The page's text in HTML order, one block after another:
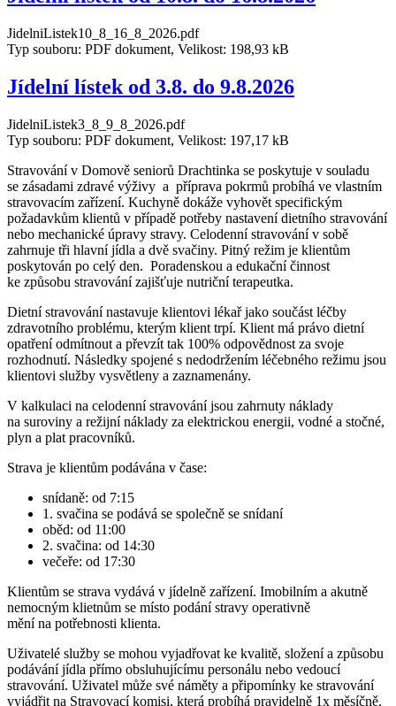
JidelniListek10_8_16_8_2026.pdf
Typ souboru: PDF dokument, Velikost: 198,93 kB
Jídelní lístek od 3.8. do 9.8.2026
JidelniListek3_8_9_8_2026.pdf
Typ souboru: PDF dokument, Velikost: 197,17 kB
Stravování v Domově seniorů Drachtinka se poskytuje v souladu
se zásadami zdravé výživy a příprava pokrmů probíhá ve vlastním
stravovacím zařízení. Kuchyně dokáže vyhovět specifickým
požadavkům klientů v případě potřeby nastavení dietního stravování
nebo mechanické úpravy stravy. Celodenní stravování v sobě
zahrnuje tři hlavní jídla a dvě svačiny. Pitný režim je klientům
poskytován po celý den. Poradenskou a edukační činnost
ke způsobu stravování zajišťuje nutriční terapeutka.
Dietní stravování nastavuje klientovi lékař jako součást léčby
zdravotního problému, kterým klient trpí. Klient má právo dietní
opatření odmítnout a převzít tak 100% odpovědnost za svoje
rozhodnutí. Následky spojené s nedodržením léčebného režimu jsou
klientovi služby vysvětleny a zaznamenány.
V kalkulaci na celodenní stravování jsou zahrnuty náklady
na suroviny a režijní náklady za elektrickou energii, vodné a stočné,
plyn a plat pracovníků.
Strava je klientům podávána v čase:
snídaně: od 7:15
1. svačina se podává se společně se snídaní
oběd: od 11:00
2. svačina: od 14:30
večeře: od 17:30
Klientům se strava vydává v jídelně zařízení. Imobilním a akutně
nemocným klietnům se místo podání stravy operativně
mění na potřebnosti klienta.
Uživatelé služby se mohou vyjadřovat ke kvalitě, složení a způsobu
podávání jídla přímo obsluhujícímu personálu nebo vedoucí
stravování. Uživatel může své náměty a připomínky ke stravování
vyjádřit na Stravovací komisi, která probíhá pravidelně 1x měsíčně.